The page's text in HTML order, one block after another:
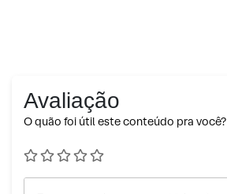
Avaliação
O quão foi útil este conteúdo pra você?